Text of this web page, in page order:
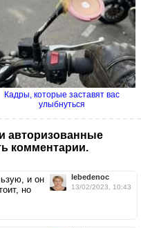
Кадры, которые заставят вас
улыбнуться
авторизованные
комментарии.
lebedenoc
13/02/2023, 10:43
и он
но